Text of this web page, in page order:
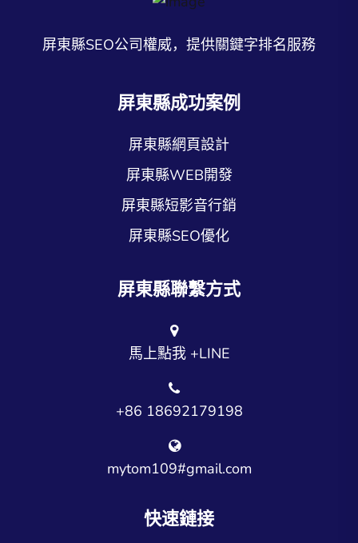
屏東縣SEO公司權威，提供關鍵字排名服務
屏東縣成功案例
屏東縣網頁設計
屏東縣WEB開發
屏東縣短影音行銷
屏東縣SEO優化
屏東縣聯繫方式
馬上點我 +LINE
+86 18692179198
mytom109#gmail.com
快速鏈接